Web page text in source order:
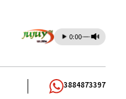
0:00
3884873397